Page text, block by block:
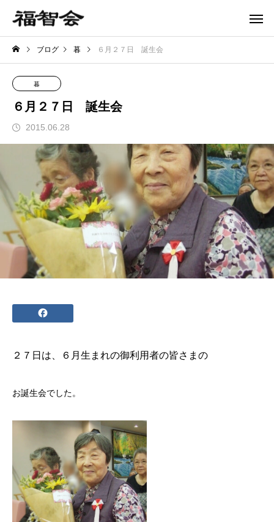
ブログ 暮 ６月２７日 誕生会
暮
６月２７日 誕生会
2015.06.28
２７日は、６月生まれの御利用者の皆さまの
お誕生会でした。